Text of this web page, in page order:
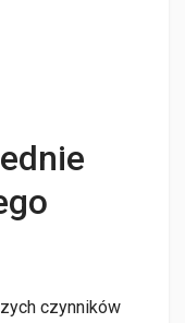
czynników